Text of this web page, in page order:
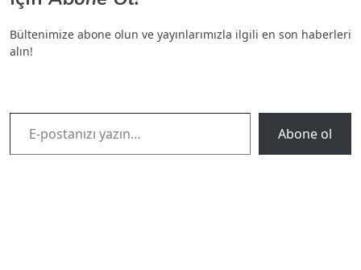
Bültenimize abone olun ve yayınlarımızla ilgili en son haberleri
alın!
E-postanızı yazın…
Abone ol